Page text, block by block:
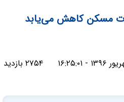
مسکن کاهش می‌یابد
۲۷۵۴ بازدید